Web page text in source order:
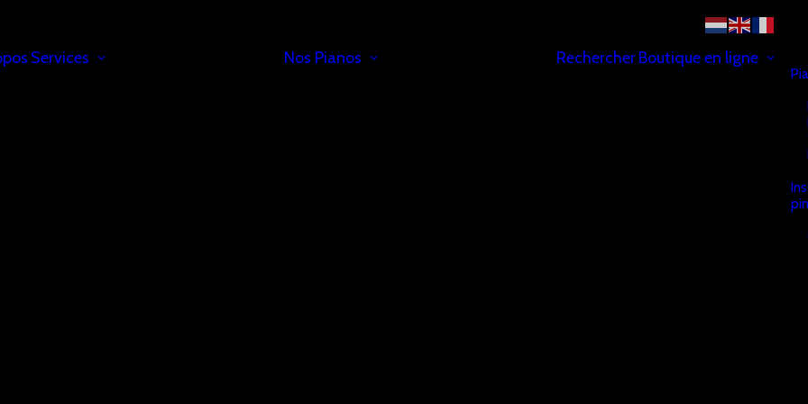
Services Nos Pianos RechercherBoutique en ligne